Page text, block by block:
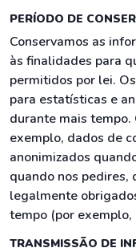
PERÍODO DE
Conservamos as
às finalidades para
permitidos por lei.
para estatísticas e
durante mais
exemplo, dados de
anonimizados
quando nos pedires,
legalmente
tempo (por
TRANSMISSÃO DE